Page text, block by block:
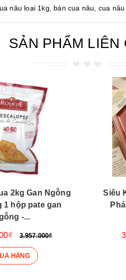
nâu loại 1kg, bán cua nâu, cua
SẢN PHẨM LIÊN
2kg Gan Ngỗng
1 hộp pate gan
-...
3.957.000₫
HÀNG
Siêu